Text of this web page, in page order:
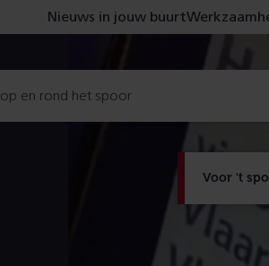
Voor 't
Nieuws in jouw buurt
op en rond het spoor